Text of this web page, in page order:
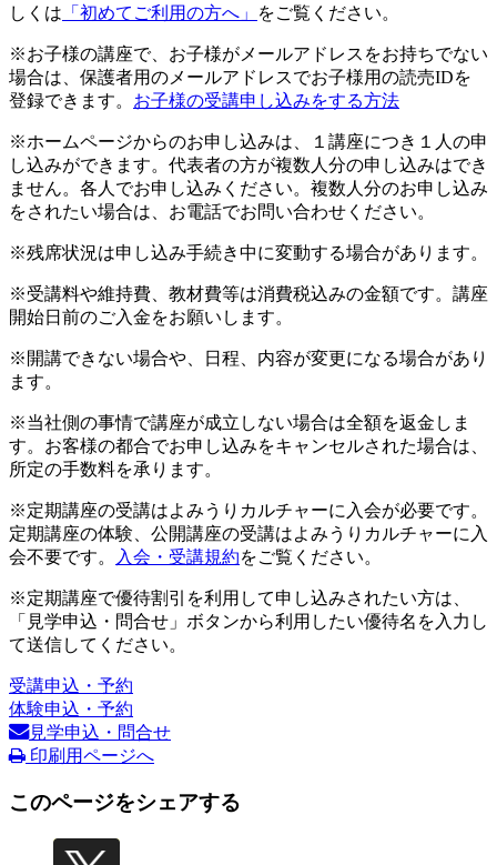
しくは 「初めてご利用の方へ」 をご覧ください。
※お子様の講座で、お子様がメールアドレスをお持ちでない
場合は、保護者用のメールアドレスでお子様用の読売IDを
登録できます。 お子様の受講申し込みをする方法
※ホームページからのお申し込みは、１講座につき１人の申
し込みができます。代表者の方が複数人分の申し込みはでき
ません。各人でお申し込みください。複数人分のお申し込み
をされたい場合は、お電話でお問い合わせください。
※残席状況は申し込み手続き中に変動する場合があります。
※受講料や維持費、教材費等は消費税込みの金額です。講座
開始日前のご入金をお願いします。
※開講できない場合や、日程、内容が変更になる場合があり
ます。
※当社側の事情で講座が成立しない場合は全額を返金しま
す。お客様の都合でお申し込みをキャンセルされた場合は、
所定の手数料を承ります。
※定期講座の受講はよみうりカルチャーに入会が必要です。
定期講座の体験、公開講座の受講はよみうりカルチャーに入
会不要です。
入会・受講規約をご覧ください。
※定期講座で優待割引を利用して申し込みされたい方は、
「見学申込・問合せ」ボタンから利用したい優待名を入力し
て送信してください。
受講申込・予約
体験申込・予約
見学申込・問合せ
印刷用ページへ
このページをシェアする